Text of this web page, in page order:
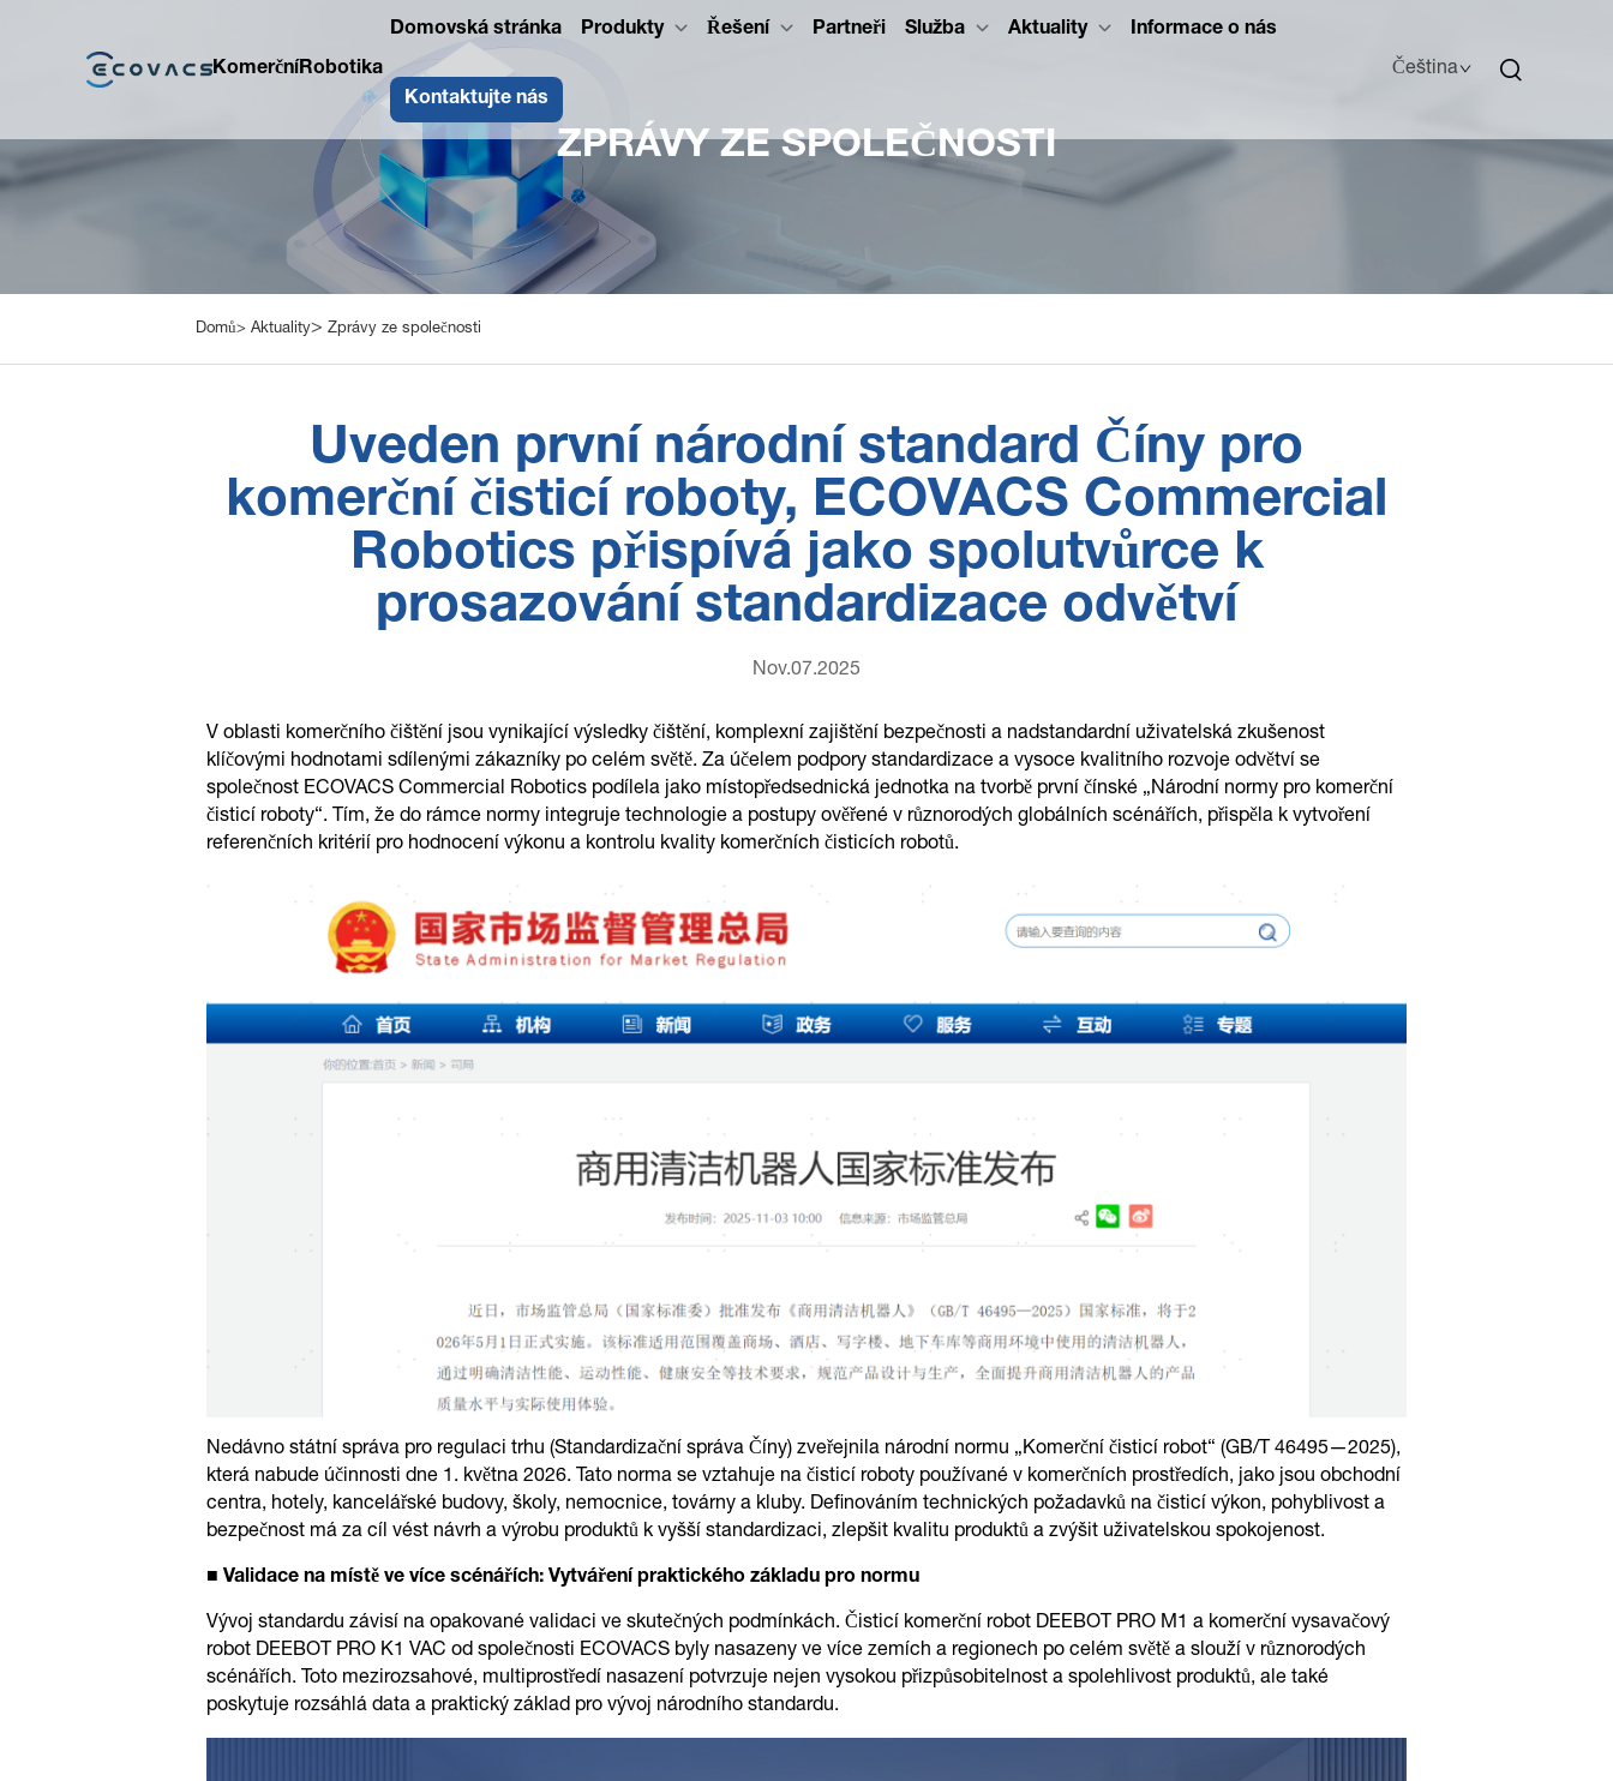
KomerčníRobotika
Domovská stránka Produkty Řešení Partneři Služba Aktuality Informace o nás
Kontaktujte nás
Čeština
ZPRÁVY ZE SPOLEČNOSTI
Domů> Aktuality> Zprávy ze společnosti
Uveden první národní standard Číny pro
komerční čisticí roboty, ECOVACS Commercial
Robotics přispívá jako spolutvůrce k
prosazování standardizace odvětví
Nov.07.2025
V oblasti komerčního čištění jsou vynikající výsledky čištění, komplexní zajištění bezpečnosti a nadstandardní uživatelská zkušenost
klíčovými hodnotami sdílenými zákazníky po celém světě. Za účelem podpory standardizace a vysoce kvalitního rozvoje odvětví se
společnost ECOVACS Commercial Robotics podílela jako místopředsednická jednotka na tvorbě první čínské „Národní normy pro komerční
čisticí roboty“. Tím, že do rámce normy integruje technologie a postupy ověřené v různorodých globálních scénářích, přispěla k vytvoření
referenčních kritérií pro hodnocení výkonu a kontrolu kvality komerčních čisticích robotů.
Nedávno státní správa pro regulaci trhu (Standardizační správa Číny) zveřejnila národní normu „Komerční čisticí robot“ (GB/T 46495—2025),
která nabude účinnosti dne 1. května 2026. Tato norma se vztahuje na čisticí roboty používané v komerčních prostředích, jako jsou obchodní
centra, hotely, kancelářské budovy, školy, nemocnice, továrny a kluby. Definováním technických požadavků na čisticí výkon, pohyblivost a
bezpečnost má za cíl vést návrh a výrobu produktů k vyšší standardizaci, zlepšit kvalitu produktů a zvýšit uživatelskou spokojenost.
■ Validace na místě ve více scénářích: Vytváření praktického základu pro normu
Vývoj standardu závisí na opakované validaci ve skutečných podmínkách. Čisticí komerční robot DEEBOT PRO M1 a komerční vysavačový
robot DEEBOT PRO K1 VAC od společnosti ECOVACS byly nasazeny ve více zemích a regionech po celém světě a slouží v různorodých
scénářích. Toto mezirozsahové, multiprostředí nasazení potvrzuje nejen vysokou přizpůsobitelnost a spolehlivost produktů, ale také
poskytuje rozsáhlá data a praktický základ pro vývoj národního standardu.